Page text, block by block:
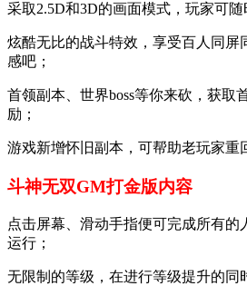
采取2.5D和3D的画面模式，玩家可随
炫酷无比的战斗特效，享受百人同屏
感吧；
首领副本、世界boss等你来砍，获取
励；
游戏新增怀旧副本，可帮助老玩家重
斗神无双GM打金版内容
点击屏幕、滑动手指便可完成所有的
运行；
无限制的等级，在进行等级提升的同